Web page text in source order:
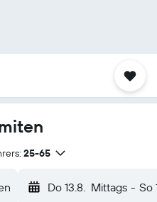
25-65
Do 13.8. Mittags - So